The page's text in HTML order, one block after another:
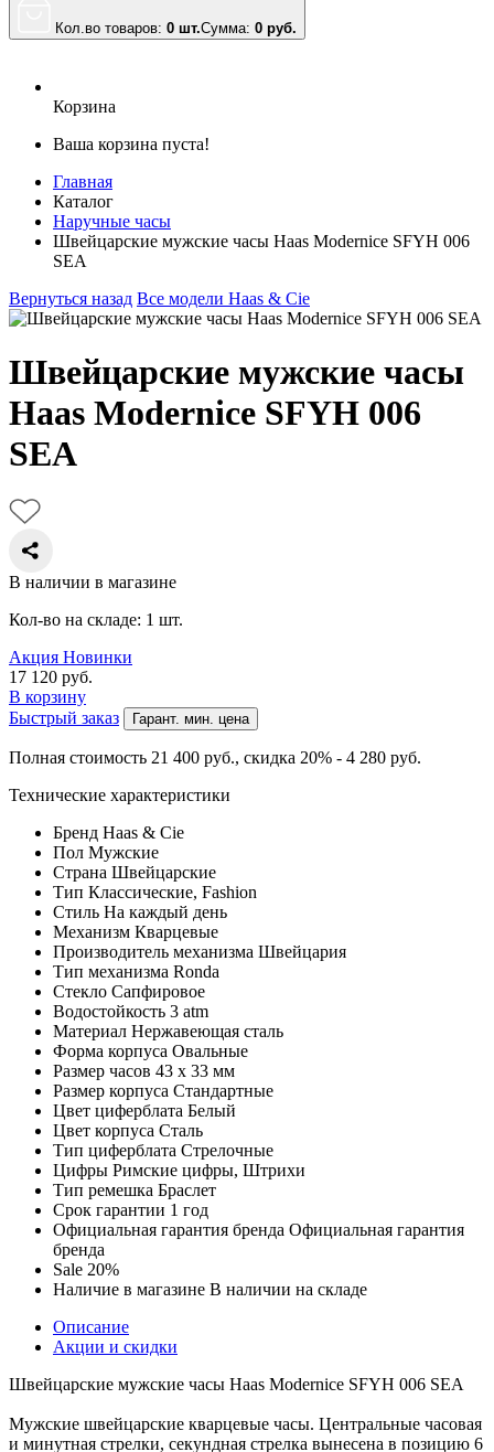
Кол.во товаров: 0 шт.Сумма: 0 руб.
Корзина
Ваша корзина пуста!
Главная
Каталог
Наручные часы
Швейцарские мужские часы Haas Modernice SFYH 006
SEA
Вернуться назад Все модели Haas & Cie
Швейцарские мужские часы
Haas Modernice SFYH 006
SEA
В наличии в магазине
Кол-во на складе: 1 шт.
Акция Новинки
17 120 руб.
В корзину
Быстрый заказ
Гарант. мин. цена
Полная стоимость 21 400 руб., скидка 20% - 4 280 руб.
Технические характеристики
Бренд Haas & Cie
Пол Мужские
Страна Швейцарские
Тип Классические, Fashion
Стиль На каждый день
Механизм Кварцевые
Производитель механизма Швейцария
Тип механизма Ronda
Стекло Сапфировое
Водостойкость 3 atm
Материал Нержавеющая сталь
Форма корпуса Овальные
Размер часов 43 х 33 мм
Размер корпуса Стандартные
Цвет циферблата Белый
Цвет корпуса Сталь
Тип циферблата Стрелочные
Цифры Римские цифры, Штрихи
Тип ремешка Браслет
Срок гарантии 1 год
Официальная гарантия бренда Официальная гарантия
бренда
Sale 20%
Наличие в магазине В наличии на складе
Описание
Акции и скидки
Швейцарские мужские часы Haas Modernice SFYH 006 SEA
Мужские швейцарские кварцевые часы. Центральные часовая
и минутная стрелки, секундная стрелка вынесена в позицию 6